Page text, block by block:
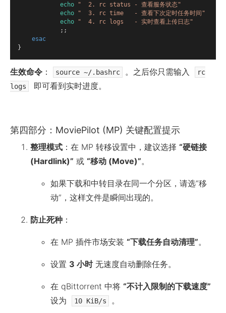
echo
"  2. rc status - 查看服务状态"
echo
"  3. rc time   - 查看下次定时任务时间"
echo
"  4. rc logs   - 实时查看上传日志"
            ;;
esac
生效命令 ： source ~/.bashrc 。之后你只需输入
rc
logs
即可看到实时进度。
第四部分：MoviePilot (MP) 关键配置提示
整理模式 ：在 MP 转移设置中，建议选择 “硬链接
(Hardlink)” 或 “移动 (Move)”。
如果下载和中转目录在同一个分区，请选“移
动”，这样文件是瞬间出现的。
防止死种 ：
在 MP 插件市场安装 “下载任务自动清理”。
设置 3 小时无速度自动删除任务。
在 qBittorrent 中将 “不计入限制的下载速度”
设为
10 KiB/s 。